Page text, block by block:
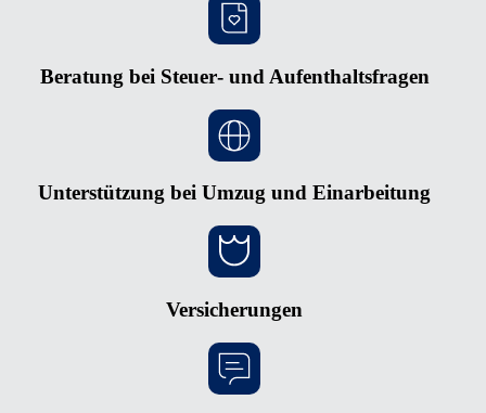
Beratung bei Steuer‑ und Aufenthaltsfragen
Unterstützung bei Umzug und Einarbeitung
Versicherungen